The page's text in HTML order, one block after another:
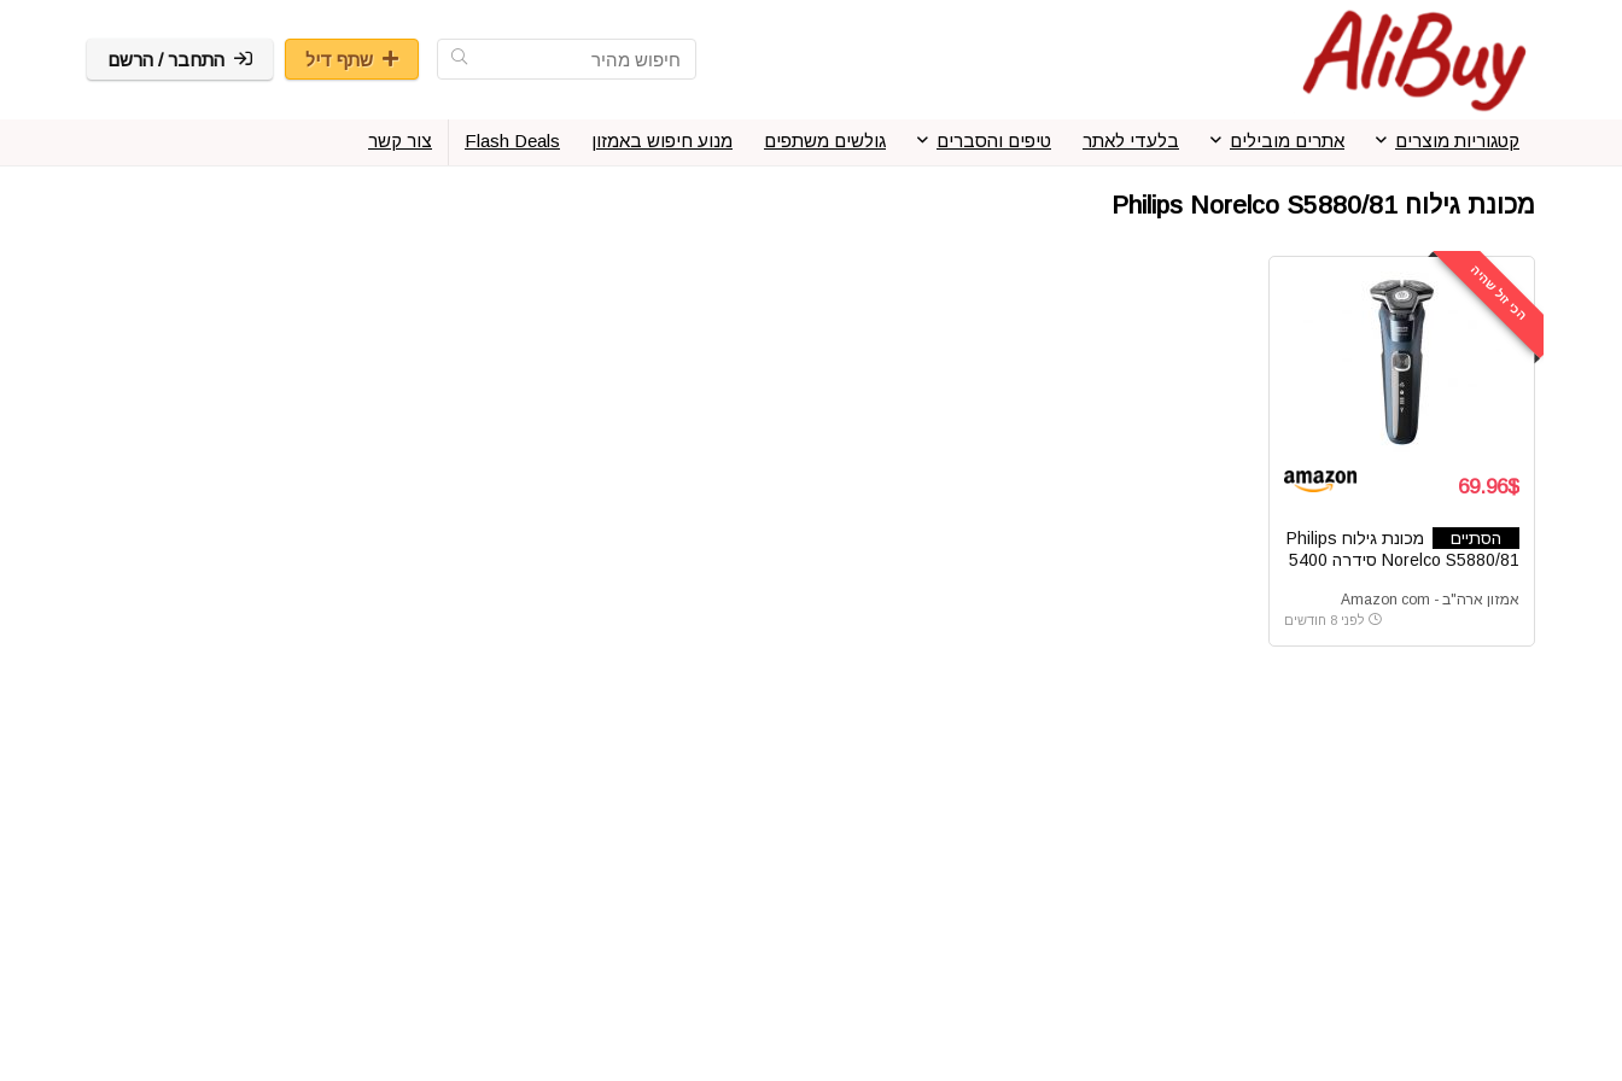
שתף דיל התחבר / הרשם
קטגוריות מוצרים אתרים מובילים בלעדי לאתר טיפים והסברים גולשים משתפים מנוע חיפוש באמזון Flash Deals צור קשר
מכונת גילוח Philips Norelco S5880/81
הכי זול שהיה
69.96$
הסתיים
מכונת גילוח Philips
Norelco S5880/81 סידרה 5400
אמזון ארה"ב - Amazon com
לפני 8 חודשים